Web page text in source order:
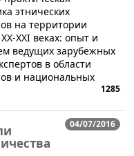
этнических
на территории
XXI веках: опыт и
ведущих зарубежных
в области
и национальных
1285
04/07/2016